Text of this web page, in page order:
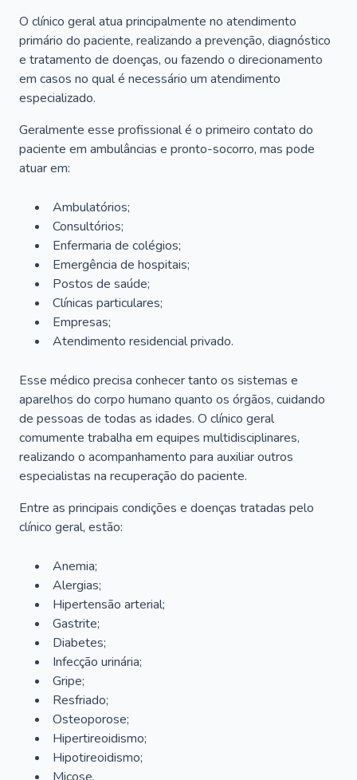
O clínico geral atua principalmente no atendimento
primário do paciente, realizando a prevenção, diagnóstico
e tratamento de doenças, ou fazendo o direcionamento
em casos no qual é necessário um atendimento
especializado.
Geralmente esse profissional é o primeiro contato do
paciente em ambulâncias e pronto-socorro, mas pode
atuar em:
Ambulatórios;
Consultórios;
Enfermaria de colégios;
Emergência de hospitais;
Postos de saúde;
Clínicas particulares;
Empresas;
Atendimento residencial privado.
Esse médico precisa conhecer tanto os sistemas e
aparelhos do corpo humano quanto os órgãos, cuidando
de pessoas de todas as idades. O clínico geral
comumente trabalha em equipes multidisciplinares,
realizando o acompanhamento para auxiliar outros
especialistas na recuperação do paciente.
Entre as principais condições e doenças tratadas pelo
clínico geral, estão:
Anemia;
Alergias;
Hipertensão arterial;
Gastrite;
Diabetes;
Infecção urinária;
Gripe;
Resfriado;
Osteoporose;
Hipertireoidismo;
Hipotireoidismo;